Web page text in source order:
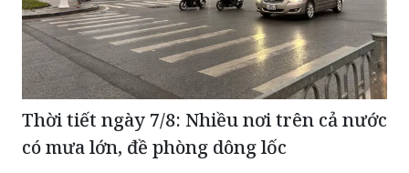
Thời tiết ngày 7/8: Nhiều nơi trên cả nước
có mưa lớn, đề phòng dông lốc
16h ngày hôm nay (6/8), mở 1 cửa xả đáy hồ thủy